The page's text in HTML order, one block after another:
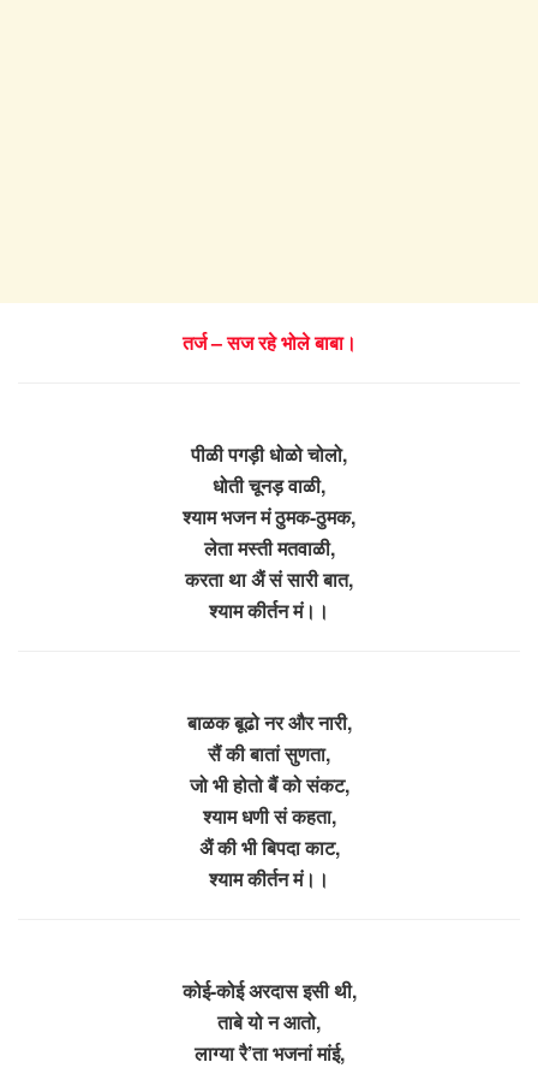
तर्ज – सज रहे भोले बाबा।
पीळी पगड़ी धोळो चोलो,
धोती चूनड़ वाळी,
श्याम भजन मं ठुमक-ठुमक,
लेता मस्ती मतवाळी,
करता था अैं सं सारी बात,
श्याम कीर्तन मं।।
बाळक बूढो नर और नारी,
सैं की बातां सुणता,
जो भी होतो बैं को संकट,
श्याम धणी सं कहता,
अैं की भी बिपदा काट,
श्याम कीर्तन मं।।
कोई-कोई अरदास इसी थी,
ताबे यो न आतो,
लाग्या रै’ता भजनां मांई,